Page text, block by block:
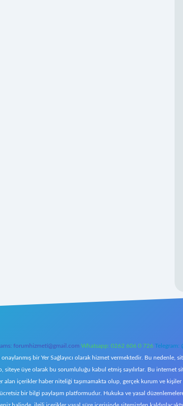
forumhizmeti@gmail.com Whatsapp: 0262 606 0 726 Telegram:
bir Yer Sağlayıcı olarak hizmet vermektedir. Bu nedenle,
üye olarak bu sorumluluğu kabul etmiş sayılırlar. Bu internet
alan içerikler haber niteliği taşımamakta olup, gerçek kurum ve
bir bilgi paylaşım platformudur. Hukuka ve yasal